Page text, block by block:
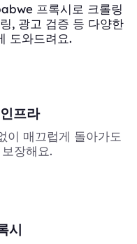
프록시로 크롤링
, 광고 검증 등 다양한
도와드려요.
프라
이 매끄럽게 돌아가도
장해요.
시